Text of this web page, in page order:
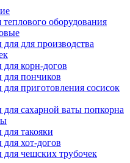
оборудования
для производства
корн-догов
пончиков
приготовления сосисок
сахарной ваты попкорна
такояки
хот-догов
чешских трубочек